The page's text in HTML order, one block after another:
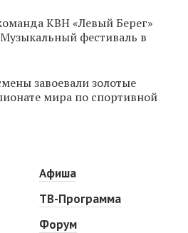
КВН «Левый Берег»
фестиваль в
завоевали золотые
мира по спортивной
Афиша
ТВ-Программа
Форум